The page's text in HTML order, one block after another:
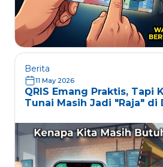
Berita
11 May 2026
QRIS Emang Praktis, Tapi
Tunai Masih Jadi "Raja" di